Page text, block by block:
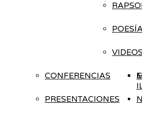
POESÍA
VIDEOS
CONFERENCIAS
PRESENTACIONES